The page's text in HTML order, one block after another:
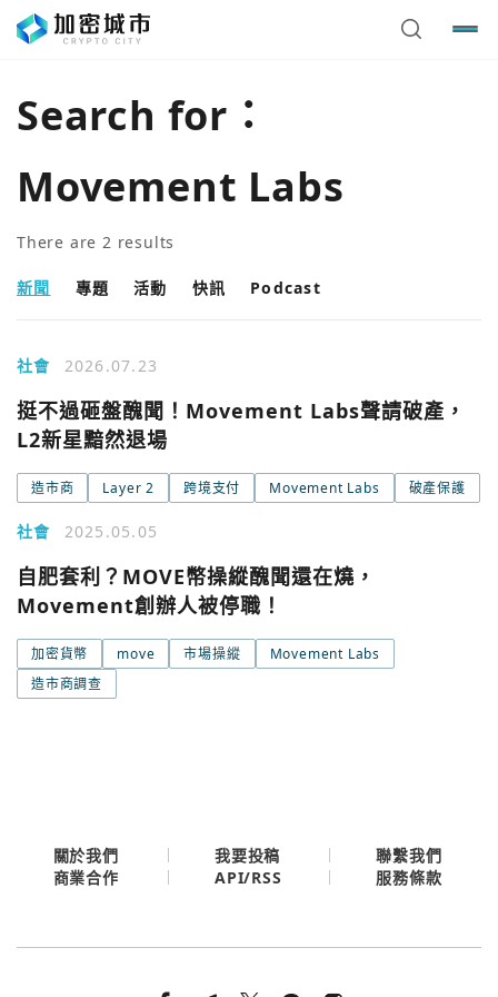
Search for：
Movement Labs
There are 2 results
新聞 專題 活動 快訊 Podcast
社會 2026.07.23
挺不過砸盤醜聞！Movement Labs聲請破產，
L2新星黯然退場
造市商 Layer 2 跨境支付 Movement Labs 破產保護
社會 2025.05.05
自肥套利？MOVE幣操縱醜聞還在燒，
Movement創辦人被停職！
加密貨幣 move 市場操縱
Movement Labs
造市商調查
今日熱門
使用以下帳號繼續
您已閒置5分鐘，請點擊關閉按鈕或空白處，即可回到加密
城市
今日熱門
關閉
關於我們 我要投稿
聯繫我們
商業合作
API/RSS 服務條款